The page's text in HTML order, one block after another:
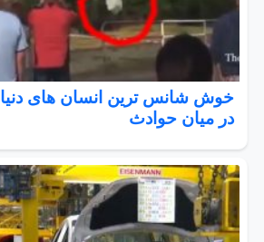
خوش شانس ترین انسان های دنیا
در میان حوادث